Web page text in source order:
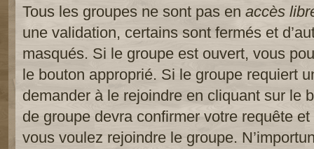
Tous les groupes ne sont pas en accès
une validation, certains sont fermés et
masqués. Si le groupe est ouvert, vous
le bouton approprié. Si le groupe requiert
demander à le rejoindre en cliquant sur le
de groupe devra confirmer votre requête
vous voulez rejoindre le groupe.